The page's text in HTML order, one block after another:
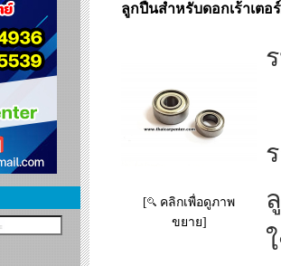
ลูกปืนสำหรับดอกเร้าเตอ
[
คลิกเพื่อดูภาพ
ขยาย]